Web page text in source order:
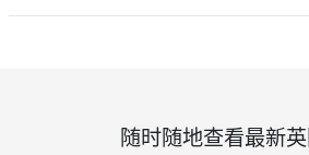
随时随地查看最新